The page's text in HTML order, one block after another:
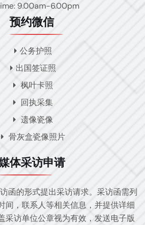
9.00am-6.00pm
预约微信
公务护照
出国签证照
枫叶卡照
回执采集
遗像瓷像
骨灰盒瓷像照片
体采访申请
函的形式提出采访请求。采访函需列
间，联系人等相关信息，并提供详细
采访单位公章视为有效，发送电子版